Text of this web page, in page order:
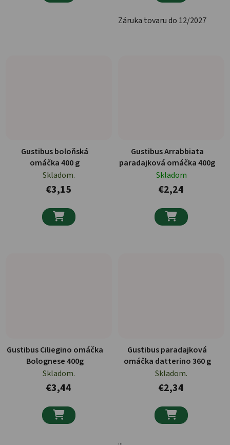
Záruka tovaru do 12/2027
Gustibus boloňská
omáčka 400 g
Skladom.
€3,15

Gustibus Arrabbiata
paradajková omáčka 400g
Skladom
€2,24

Gustibus Ciliegino omáčka
Bolognese 400g
Skladom.
€3,44

Gustibus paradajková
omáčka datterino 360 g
Skladom.
€2,34

...